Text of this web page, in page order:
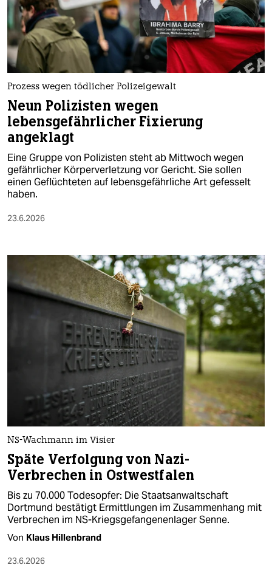
Prozess wegen tödlicher Polizeigewalt
Neun Polizisten wegen
lebensgefährlicher Fixierung
angeklagt
Eine Gruppe von Polizisten steht ab Mittwoch wegen
gefährlicher Körperverletzung vor Gericht. Sie sollen
einen Geflüchteten auf lebensgefährliche Art gefesselt
haben.
23.6.2026
NS-Wachmann im Visier
Späte Verfolgung von Nazi-
Verbrechen in Ostwestfalen
Bis zu 70.000 Todesopfer: Die Staatsanwaltschaft
Dortmund bestätigt Ermittlungen im Zusammenhang mit
Verbrechen im NS-Kriegsgefangenenlager Senne.
Von Klaus Hillenbrand
23.6.2026